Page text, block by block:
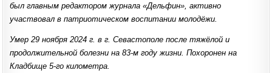
был главным редактором журнала «Дельфин», активно
участвовал в патриотическом воспитании молодёжи.
Умер 29 ноября 2024 г. в г. Севастополе после тяжёлой и
продолжительной болезни на 83-м году жизни. Похоронен на
Кладбище 5-го километра.